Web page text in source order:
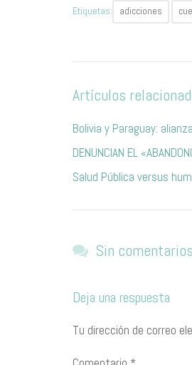
Etiquetas: adicciones
Artículos
Bolivia y Paraguay:
DENUNCIAN EL
Salud Pública versus
Sin comentarios
Deja una respuesta
Tu dirección de correo